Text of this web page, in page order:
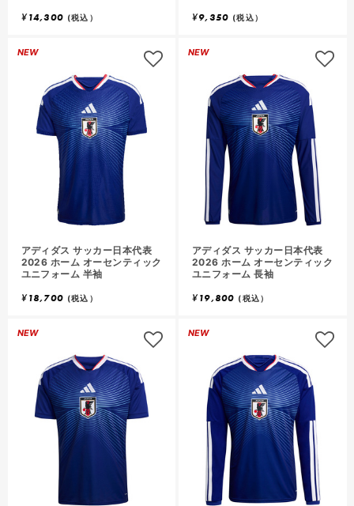
¥14,300 (税込）
¥9,350 (税込）
NEW
アディダス サッカー日本代表
2026 ホーム オーセンティック
ユニフォーム 半袖
¥18,700 (税込）
NEW
アディダス サッカー日本代表
2026 ホーム オーセンティック
ユニフォーム 長袖
¥19,800 (税込）
NEW NEW